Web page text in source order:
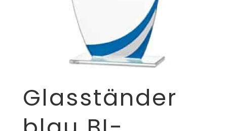
Glasständer